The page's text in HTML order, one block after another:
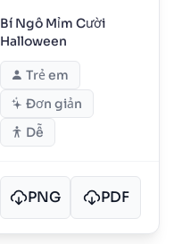
Bí Ngô Mỉm Cười
Halloween
Trẻ em
Đơn giản
Dễ
PNG PDF